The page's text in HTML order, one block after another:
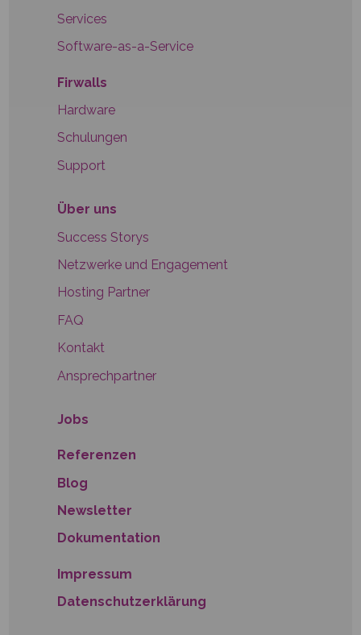
Services
Software-as-a-Service
Firwalls
Hardware
Schulungen
Support
Über uns
Success Storys
Netzwerke und Engagement
Hosting Partner
FAQ
Kontakt
Ansprechpartner
Jobs
Referenzen
Blog
Newsletter
Dokumentation
Impressum
Datenschutzerklärung